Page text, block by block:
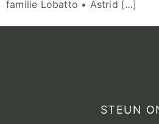
familie Lobatto • Astrid […]
STEUN